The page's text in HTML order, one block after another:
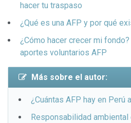
hacer tu traspaso
¿Qué es una AFP y por qué
¿Cómo hacer crecer mi
aportes voluntarios AFP
Más sobre el autor:
¿Cuántas AFP hay en Perú
Responsabilidad ambiental